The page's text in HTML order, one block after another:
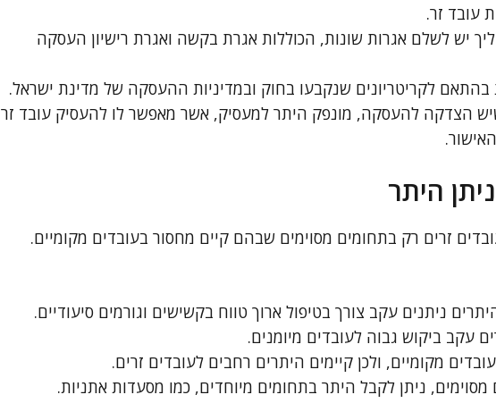
עובד זר.
יש לשלם אגרות שונות, הכוללות אגרת בקשה ואגרת רישיון העסקה
לקריטריונים שנקבעו בחוק ובמדיניות ההעסקה של מדינת ישראל.
הצדקה להעסקה, מונפק היתר למעסיק, אשר מאפשר לו להעסיק עובד זר
היתר
זרים רק בתחומים מסוימים שבהם קיים מחסור בעובדים מקומיים.
ניתנים עקב צורך בטיפול ארוך טווח בקשישים וגורמים סיעודיים.
עקב ביקוש גבוה לעובדים מיומנים.
מקומיים, ולכן קיימים היתרים רחבים לעובדים זרים.
מסוימים, ניתן לקבל היתר בתחומים מיוחדים, כמו מסעדות אתניות.